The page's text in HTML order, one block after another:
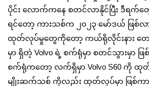
ပိုင်း လောက်ကနေ စတင်လာနိုင်ပြီး ဒီရ
ရင်တော့ ကားသစ်က ၂၀၂၃ မော်ဒယ် ဖြစ်လာဖို့
ထုတ်လုပ်မှုတွေကိုတော့ ကယ်ရိုလိုင်းနား တောင်
မှာ ရှိတဲ့ Volvo ရဲ့ စက်ရုံမှာ စတင်သွားမှာ ဖ
စက်ရုံကတော့ လက်ရှိမှာ Volvo S60 ကို ထုတ်လု
မျိုးဆက်သစ် ကိုလည်း ထုတ်လုပ်မှာ ဖြစ်က